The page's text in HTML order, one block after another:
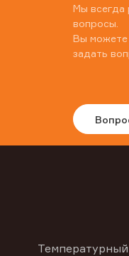
Мы всегда
вопросы.
Вы можете
задать